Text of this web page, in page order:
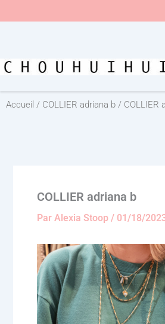
au
Accueil / COLLIER adriana b / COLLIER
COLLIER adriana b
Par Alexia Stoop / 01/18/